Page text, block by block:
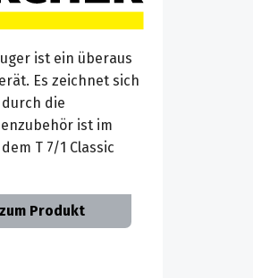
ist ein überaus
Es zeichnet sich
die
ist im
T 7/1 Classic
Produkt